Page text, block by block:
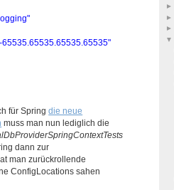
65535.65535.65535.65535"
für Springdie neue
muss man nun lediglich die
dann zur
man zurückrollende
ConfigLocations sahen
►
►
►
▼